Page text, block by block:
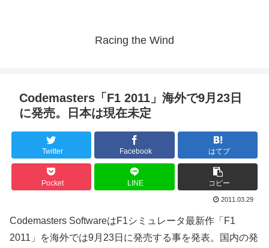
Racing the Wind
Codemasters「F1 2011」海外で9月23日
に発売。日本は現在未定
Twitter Facebook はてブ
Pocket LINE コピー
2011.03.29
Codemasters SoftwareはF1シミュレータ最新作「F1
2011」を海外では9月23日に発売する事を発表。国内の発